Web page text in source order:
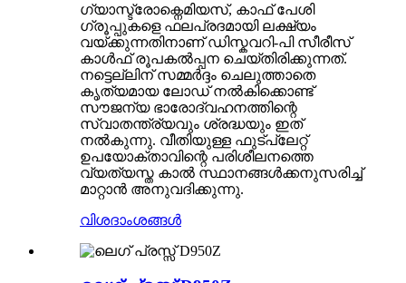
ഗ്യാസ്ട്രോക്നെമിയസ്, കാഫ് പേശി
ഗ്രൂപ്പുകളെ ഫലപ്രദമായി ലക്ഷ്യം
വയ്ക്കുന്നതിനാണ് ഡിസ്കവറി-പി സീരീസ്
കാൾഫ് രൂപകൽപ്പന ചെയ്തിരിക്കുന്നത്.
നട്ടെല്ലിന് സമ്മർദ്ദം ചെലുത്താതെ
കൃത്യമായ ലോഡ് നൽകിക്കൊണ്ട്
സൗജന്യ ഭാരോദ്വഹനത്തിന്റെ
സ്വാതന്ത്ര്യവും ശ്രദ്ധയും ഇത്
നൽകുന്നു. വീതിയുള്ള ഫുട്പ്ലേറ്റ്
ഉപയോക്താവിന്റെ പരിശീലനത്തെ
വ്യത്യസ്ത കാൽ സ്ഥാനങ്ങൾക്കനുസരിച്ച്
മാറ്റാൻ അനുവദിക്കുന്നു.
വിശദാംശങ്ങൾ